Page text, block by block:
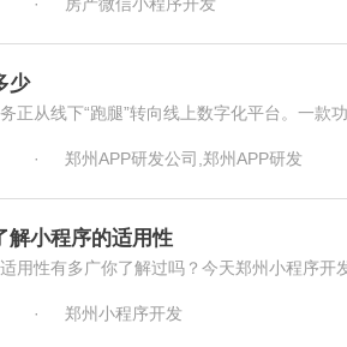
少
正从线下“跑腿”转向线上数字化平台。一款
· 郑州APP研发公司,郑州APP研发
解小程序的适用性
用性有多广你了解过吗？今天郑州小程序开
· 郑州小程序开发